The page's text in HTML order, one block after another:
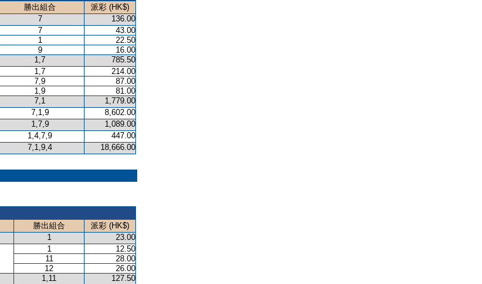
勝出組合
派彩 (HK$)
7
136.00
7
43.00
1
22.50
9
16.00
1,7
785.50
1,7
214.00
7,9
87.00
1,9
81.00
7,1
1,779.00
7,1,9
8,602.00
1,7,9
1,089.00
1,4,7,9
447.00
7,1,9,4 18,666.00
勝出組合
派彩 (HK$)
1
23.00
1
12.50
11
28.00
12
26.00
1,11
127.50